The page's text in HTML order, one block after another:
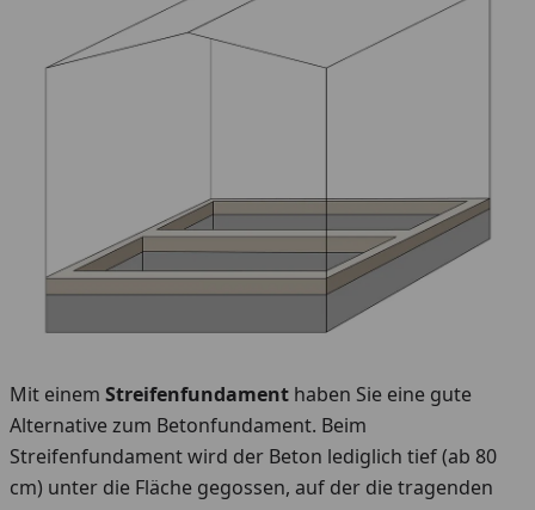
Mit einem Streifenfundament haben Sie eine gute
Alternative zum Betonfundament. Beim
Streifenfundament wird der Beton lediglich tief (ab 80
cm) unter die Fläche gegossen, auf der die tragenden